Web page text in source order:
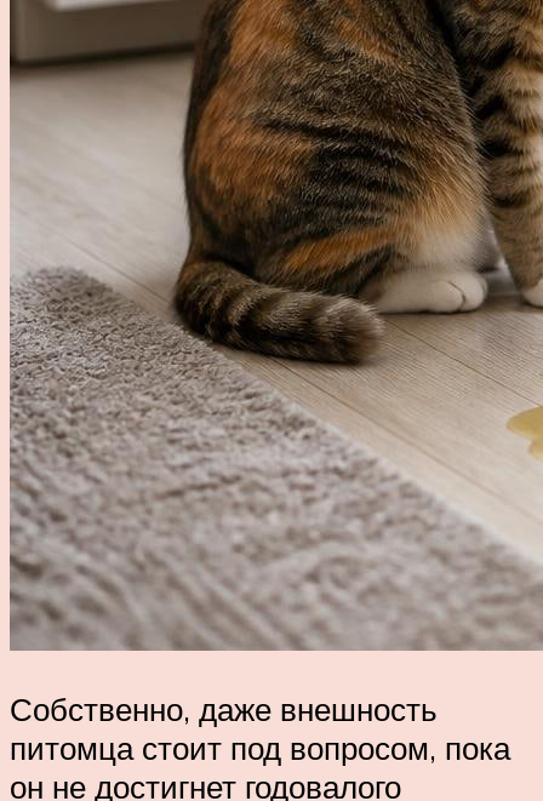
Собственно, даже внешность
питомца стоит под вопросом, пока
он не достигнет годовалого